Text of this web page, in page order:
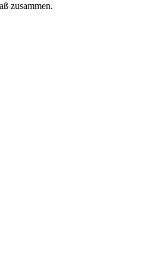
zusammen.